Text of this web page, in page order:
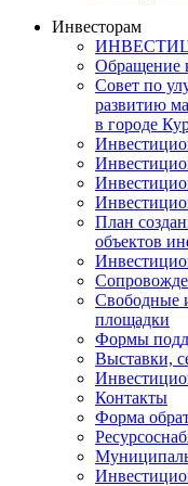
Инвесторам
Обращение
Совет по
развитию
в городе
План
объектов
Свободные
площадки
Формы
Выставки,
Контакты
Форма